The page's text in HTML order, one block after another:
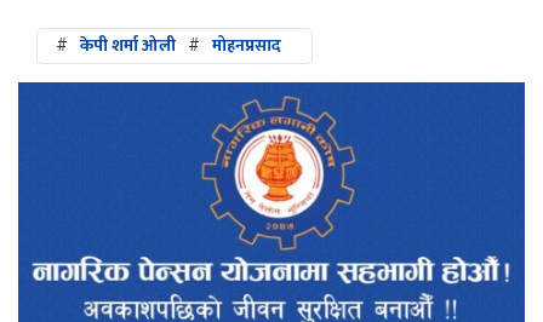
# केपी शर्मा ओली # मोहनप्रसाद